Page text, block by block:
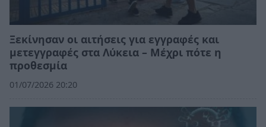
Ξεκίνησαν οι αιτήσεις για εγγραφές και
μετεγγραφές στα Λύκεια – Μέχρι πότε η
προθεσμία
01/07/2026 20:20